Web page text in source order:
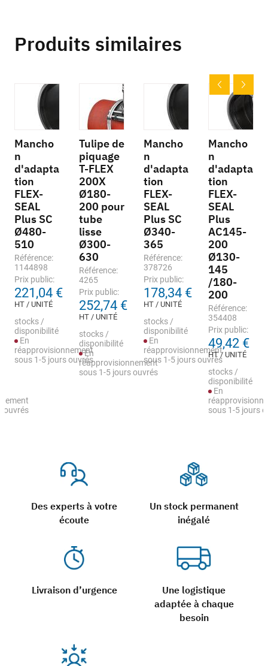
Des experts à votre
écoute
Un stock permanent
inégalé
Livraison d’urgence
Une logistique
adaptée à chaque
besoin
Produits similaires
ouvrés
Mancho
n
d'adapta
tion
FLEX-
SEAL
Plus SC
Ø480-
510
Référence:
1144898
Prix public:
221,04 €
HT / UNITÉ
stocks /
disponibilité
En
réapprovisionnement
sous 1-5 jours ouvrés
Tulipe de
piquage
T-FLEX
200X
Ø180-
200 pour
tube
lisse
Ø300-
630
Référence:
4265
Prix public:
252,74 €
HT / UNITÉ
stocks /
disponibilité
En
réapprovisionnement
sous 1-5 jours ouvrés
Mancho
n
d'adapta
tion
FLEX-
SEAL
Plus SC
Ø340-
365
Référence:
378726
Prix public:
178,34 €
HT / UNITÉ
stocks /
disponibilité
En
réapprovisionnement
sous 1-5 jours ouvrés
Mancho
n
d'adapta
tion
FLEX-
SEAL
Plus
AC145-
200
Ø130-
145
/180-
200
Référence:
354408
Prix public:
49,42 €
HT / UNITÉ
stocks /
disponibilité
En
sous 1-5 jours